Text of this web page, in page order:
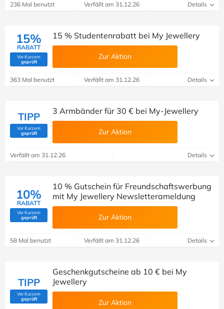
236 Mal benutzt Verfällt am 31.12.26 Details
15%
RABATT
Vor Kurzem
geprüft(Von Savoo geprüft)
15 % Studentenrabatt bei My Jewellery
Zur Aktion
363 Mal benutzt Verfällt am 31.12.26 Details
TIPP
Vor Kurzem
geprüft(Von Savoo geprüft)
3 Armbänder für 30 € bei My-Jewellery
Zur Aktion
Verfällt am 31.12.26 Details
10%
RABATT
Vor Kurzem
geprüft(Von Savoo geprüft)
10 % Gutschein für Freundschaftswerbung
mit My Jewellery Newsletterameldung
Zur Aktion
58 Mal benutzt Verfällt am 31.12.26 Details
TIPP
Vor Kurzem
geprüft(Von Savoo geprüft)
Geschenkgutscheine ab 10 € bei My
Jewellery
Zur Aktion